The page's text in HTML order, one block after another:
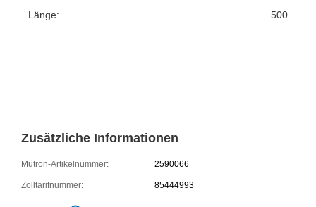
Länge:
500
Zusätzliche Informationen
Mütron-Artikelnummer: 2590066
Zolltarifnummer: 85444993